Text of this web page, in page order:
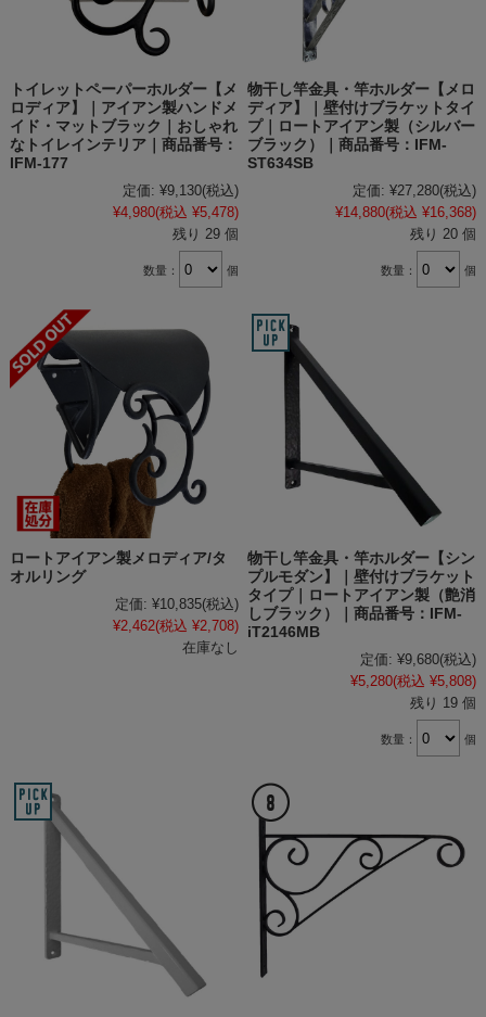
トイレットペーパーホルダー【メ
ロディア】｜アイアン製ハンドメ
イド・マットブラック｜おしゃれ
なトイレインテリア｜商品番号：
IFM-177
定価: ¥9,130(税込)
¥4,980(税込 ¥5,478)
残り 29 個
数量： 個
物干し竿金具・竿ホルダー【メロ
ディア】｜壁付けブラケットタイ
プ｜ロートアイアン製（シルバー
ブラック）｜商品番号：IFM-
ST634SB
定価: ¥27,280(税込)
¥14,880(税込 ¥16,368)
残り 20 個
数量： 個
ロートアイアン製メロディア/タ
オルリング
定価: ¥10,835(税込)
¥2,462(税込 ¥2,708)
在庫なし
物干し竿金具・竿ホルダー【シン
プルモダン】｜壁付けブラケット
タイプ｜ロートアイアン製（艶消
しブラック）｜商品番号：IFM-
iT2146MB
定価: ¥9,680(税込)
¥5,280(税込 ¥5,808)
残り 19 個
数量： 個